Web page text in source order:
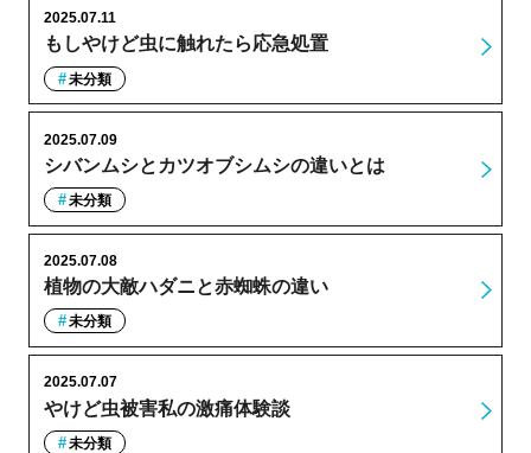
もしやけど虫に触れたら応急処置
2025.07.11
未分類
シバンムシとカツオブシムシの違いとは
2025.07.09
未分類
植物の大敵ハダニと赤蜘蛛の違い
2025.07.08
未分類
やけど虫被害私の激痛体験談
2025.07.07
未分類